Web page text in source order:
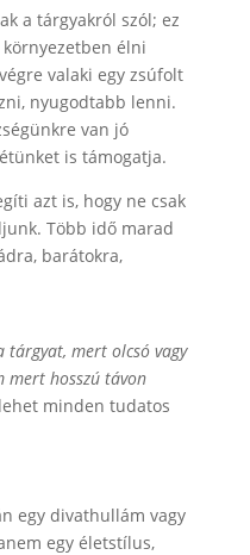
a tárgyakról szól; ez
élni
valaki egy zsúfolt
nyugodtabb lenni.
van jó
is támogatja.
azt is, hogy ne csak
Több idő marad
barátokra,
tárgyat, mert olcsó vagy
mert hosszú távon
minden tudatos
egy divathullám vagy
egy életstílus,